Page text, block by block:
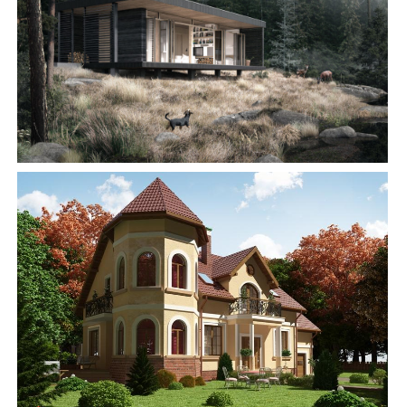
БУДІВНИЦТВО БУДИНКІВ
З
АББ”ТВІЙ ПРОЕКТ”
Замовити будівництво